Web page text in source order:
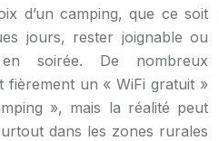
d’un camping, que ce soit
jours, rester joignable ou
soirée. De nombreux
fièrement un « WiFi gratuit »
», mais la réalité peut
dans les zones rurales